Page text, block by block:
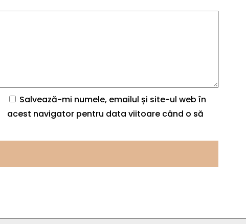
Salvează-mi numele, emailul și site-ul web în
acest navigator pentru data viitoare când o să